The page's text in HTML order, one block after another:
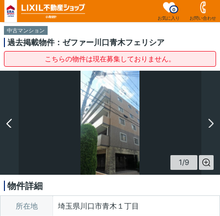
お気に入り
0
お問い合わせ
中古マンション
過去掲載物件：ゼファー川口青木フェリシア
こちらの物件は現在募集しておりません。
1/9
物件詳細
所在地 埼玉県川口市青木１丁目